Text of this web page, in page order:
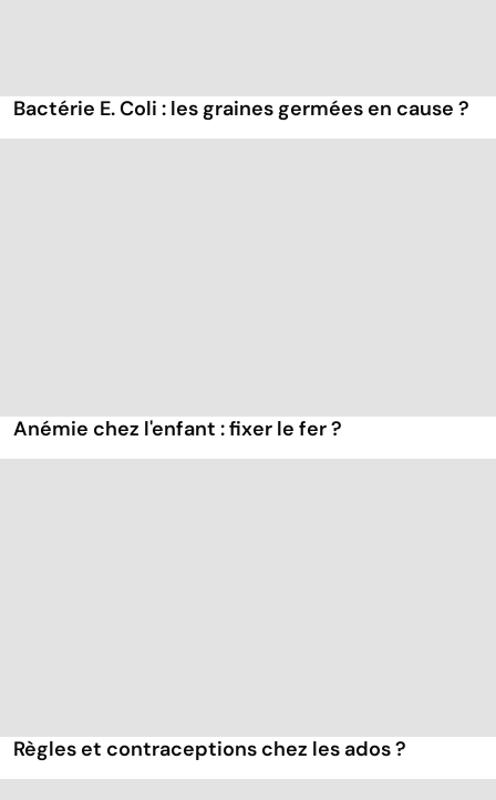
Bactérie E. Coli : les graines germées en cause ?
Anémie chez l'enfant : fixer le fer ?
Règles et contraceptions chez les ados ?